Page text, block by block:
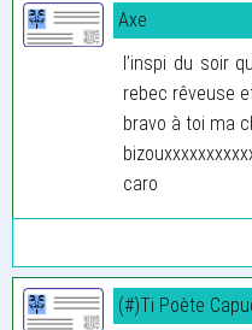
Axe
l’inspi du soir
rebec rêveuse
bravo à toi ma
caro
(#)Ti Poète